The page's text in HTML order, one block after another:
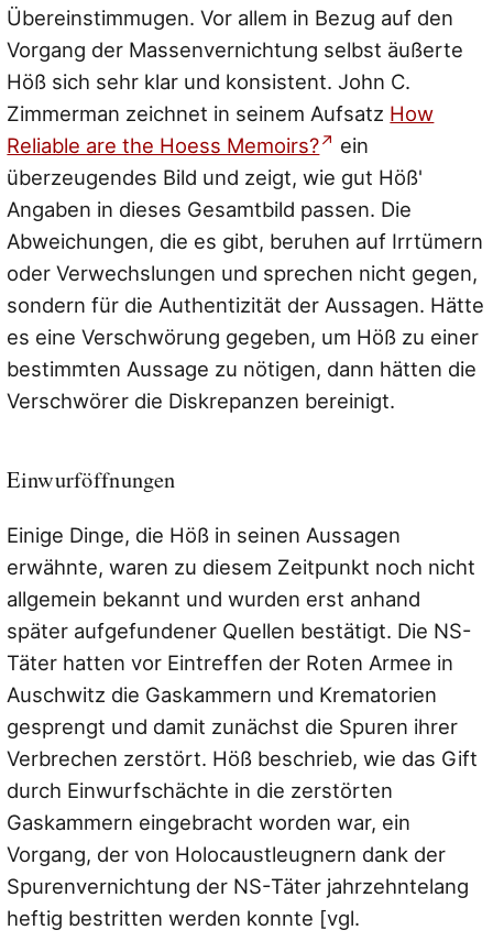
Übereinstimmugen. Vor allem in Bezug auf den
Vorgang der Massenvernichtung selbst äußerte
Höß sich sehr klar und konsistent. John C.
Zimmerman zeichnet in seinem Aufsatz How
Reliable are the Hoess Memoirs?
ein
überzeugendes Bild und zeigt, wie gut Höß'
Angaben in dieses Gesamtbild passen. Die
Abweichungen, die es gibt, beruhen auf Irrtümern
oder Verwechslungen und sprechen nicht gegen,
sondern für die Authentizität der Aussagen. Hätte
es eine Verschwörung gegeben, um Höß zu einer
bestimmten Aussage zu nötigen, dann hätten die
Verschwörer die Diskrepanzen bereinigt.
Einwurföffnungen
Einige Dinge, die Höß in seinen Aussagen
erwähnte, waren zu diesem Zeitpunkt noch nicht
allgemein bekannt und wurden erst anhand
später aufgefundener Quellen bestätigt. Die NS-
Täter hatten vor Eintreffen der Roten Armee in
Auschwitz die Gaskammern und Krematorien
gesprengt und damit zunächst die Spuren ihrer
Verbrechen zerstört. Höß beschrieb, wie das Gift
durch Einwurfschächte in die zerstörten
Gaskammern eingebracht worden war, ein
Vorgang, der von Holocaustleugnern dank der
Spurenvernichtung der NS-Täter jahrzehntelang
heftig bestritten werden konnte [vgl.